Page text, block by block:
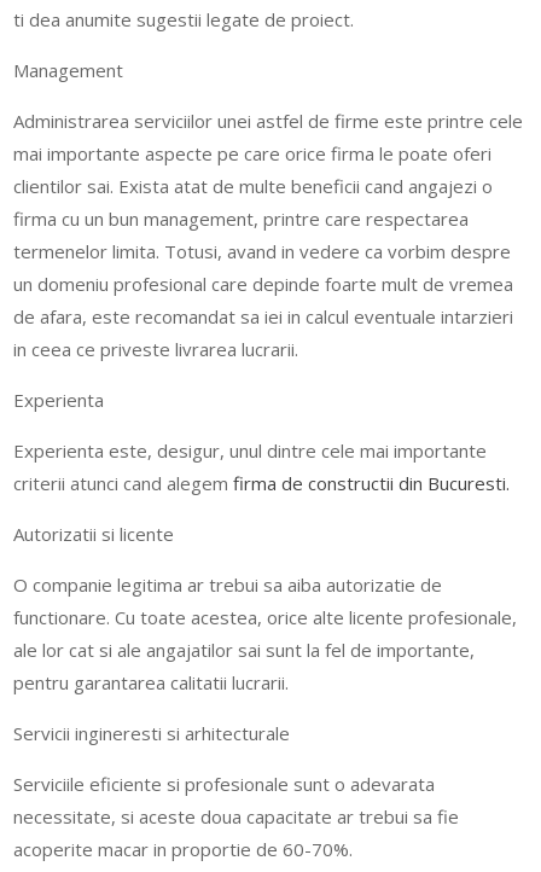
ti dea anumite sugestii legate de proiect.
Management
Administrarea serviciilor unei astfel de firme este printre cele
mai importante aspecte pe care orice firma le poate oferi
clientilor sai. Exista atat de multe beneficii cand angajezi o
firma cu un bun management, printre care respectarea
termenelor limita. Totusi, avand in vedere ca vorbim despre
un domeniu profesional care depinde foarte mult de vremea
de afara, este recomandat sa iei in calcul eventuale intarzieri
in ceea ce priveste livrarea lucrarii.
Experienta
Experienta este, desigur, unul dintre cele mai importante
criterii atunci cand alegemfirma de constructii din Bucuresti.
Autorizatii si licente
O companie legitima ar trebui sa aiba autorizatie de
functionare. Cu toate acestea, orice alte licente profesionale,
ale lor cat si ale angajatilor sai sunt la fel de importante,
pentru garantarea calitatii lucrarii.
Servicii ingineresti si arhitecturale
Serviciile eficiente si profesionale sunt o adevarata
necessitate, si aceste doua capacitate ar trebui sa fie
acoperite macar in proportie de 60-70%.